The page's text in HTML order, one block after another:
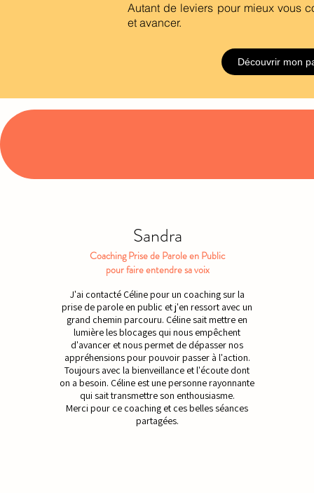
Autant de leviers pour mieux vous
et avancer.
Découvrir mon
Sandra
Coaching Prise de Parole en Public
pour faire entendre sa voix
J'ai contacté Céline pour un coaching sur la
prise de parole en public et j'en ressort avec un
grand chemin parcouru. Céline sait mettre en
lumière les blocages qui nous empêchent
d'avancer et nous permet de dépasser nos
appréhensions pour pouvoir passer à l'action.
Toujours avec la bienveillance et l'écoute dont
on a besoin. Céline est une personne rayonnante
qui sait transmettre son enthousiasme.
Merci pour ce coaching et ces belles séances
partagées.